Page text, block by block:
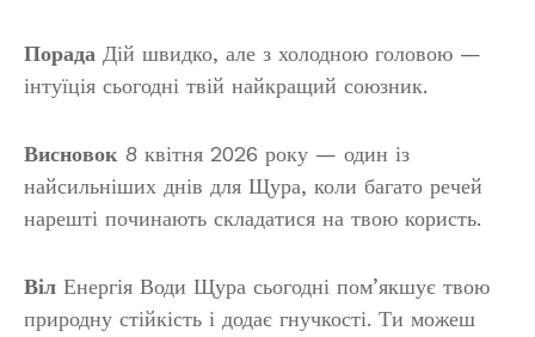
Порада Дій швидко, але з холодною головою —
інтуїція сьогодні твій найкращий союзник.
Висновок 8 квітня 2026 року — один із
найсильніших днів для Щура, коли багато речей
нарешті починають складатися на твою користь.
Віл Енергія Води Щура сьогодні пом’якшує твою
природну стійкість і додає гнучкості. Ти можеш